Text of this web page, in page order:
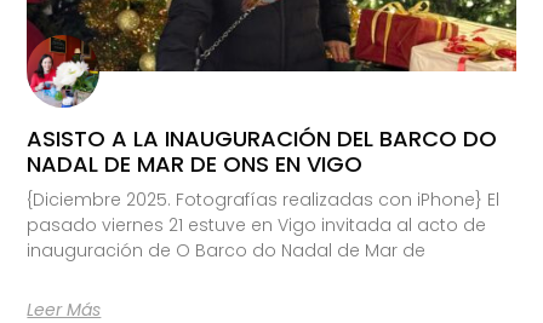
ASISTO A LA INAUGURACIÓN DEL BARCO DO
NADAL DE MAR DE ONS EN VIGO
{Diciembre 2025. Fotografías realizadas con iPhone} El
pasado viernes 21 estuve en Vigo invitada al acto de
inauguración de O Barco do Nadal de Mar de
Leer Más